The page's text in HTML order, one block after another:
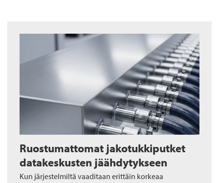
Ruostumattomat jakotukkiputket
datakeskusten jäähdytykseen
Kun järjestelmiltä vaaditaan erittäin korkeaa